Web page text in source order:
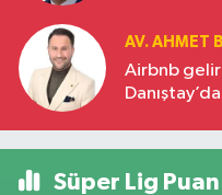
AV. AHMET
Airbnb
Süper Lig